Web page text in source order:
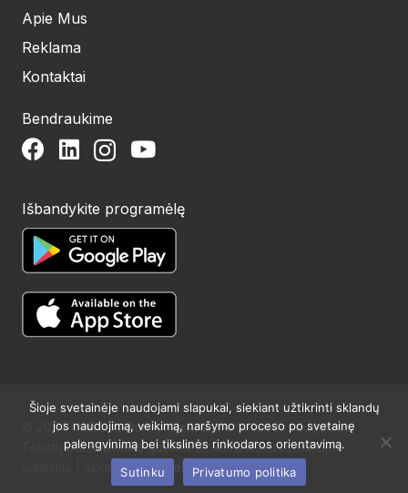
Apie Mus
Reklama
Kontaktai
Bendraukime
Išbandykite programėlę
© 2024 UAB Structum projektai. Visos teisės saugomos.
Tekstų publikavimas galimas tik su raštišku redakcijos
sutikimu. | Sprendimas:Websty
Šioje svetainėje naudojami slapukai, siekiant užtikrinti sklandų
jos naudojimą, veikimą, naršymo proceso po svetainę
palengvinimą bei tikslinės rinkodaros orientavimą.
Sutinku
Privatumo politika